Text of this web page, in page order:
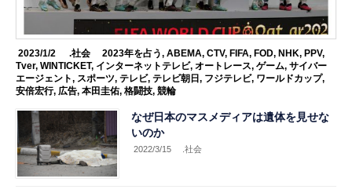
2023/1/2 .社会 2023年を占う, ABEMA, CTV, FIFA, FOD, NHK, PPV,
Tver,WINTICKET, インターネットテレビ,オートレース,ゲーム,サイバー
エージェント, スポーツ,テレビ,テレビ朝日, フジテレビ, ワールドカップ,
安倍宏行, 広告,本田圭佑,格闘技,競輪
なぜ日本のマスメディアは遺体を見せな
いのか
2022/3/15 .社会